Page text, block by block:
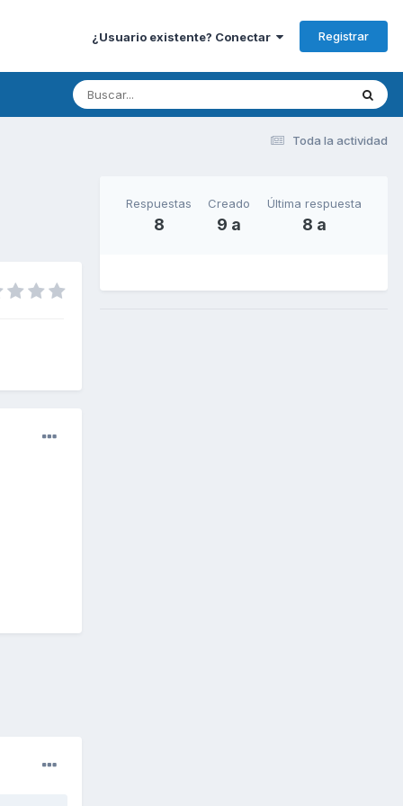
¿Usuario existente? Conectar Registrar
Toda la actividad
Respuestas
8
Creado
9 a
Última respuesta
8 a